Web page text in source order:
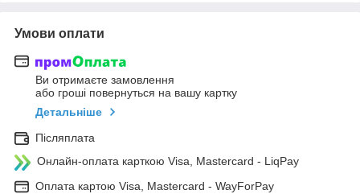
Умови оплати
Ви отримаєте замовлення
або гроші повернуться на вашу картку
Детальніше
Післяплата
Онлайн-оплата карткою Visa, Mastercard - LiqPay
Оплата картою Visa, Mastercard - WayForPay